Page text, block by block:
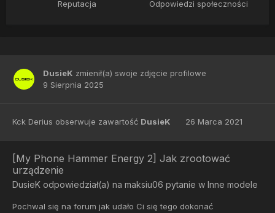
Reputacja Odpowiedzi społeczności
DusieK zmienił(a) swoje zdjęcie profilowe
9 Sierpnia 2025
Kck Derius obserwuje zawartość DusieK 26 Marca 2021
[My Phone Hammer Energy 2] Jak zrootować
urządzenie
DusieK odpowiedział(a) na maksiu06 pytanie w Inne modele
Pochwal się na forum jak udało Ci się tego dokonać